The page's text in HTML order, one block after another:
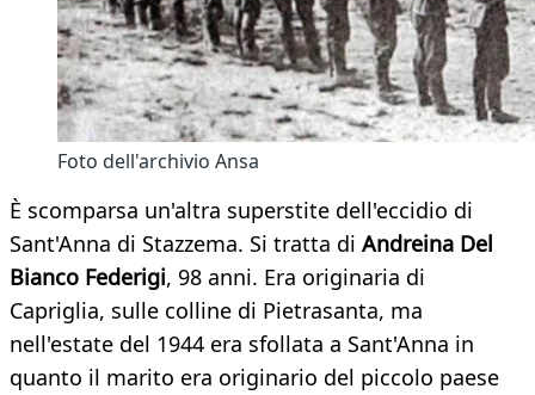
Foto dell'archivio Ansa
È scomparsa un'altra superstite dell'eccidio di
Sant'Anna di Stazzema. Si tratta di Andreina Del
Bianco Federigi, 98 anni. Era originaria di
Capriglia, sulle colline di Pietrasanta, ma
nell'estate del 1944 era sfollata a Sant'Anna in
quanto il marito era originario del piccolo paese